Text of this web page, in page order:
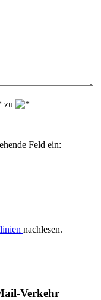
zu
Feld ein:
nachlesen.
Verkehr